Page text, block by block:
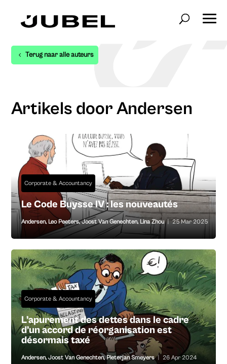
Terug naar alle auteurs
Artikels door Andersen
Corporate & Accountancy
Le Code Buysse IV : les nouveautés
Andersen, Leo Peeters,Joost Van Genechten, Lina Zhou | 25 Mar 2025
Corporate & Accountancy
L’apurement des dettes dans le cadre
d’un accord de réorganisation est
désormais taxé
Andersen,Joost Van Genechten,Pieterjan Smeyers 26 Apr 2024